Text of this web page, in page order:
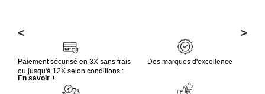
< >
Paiement sécurisé en 3X sans frais
ou jusqu'à 12X selon conditions :
En savoir +
Des marques d'excellence